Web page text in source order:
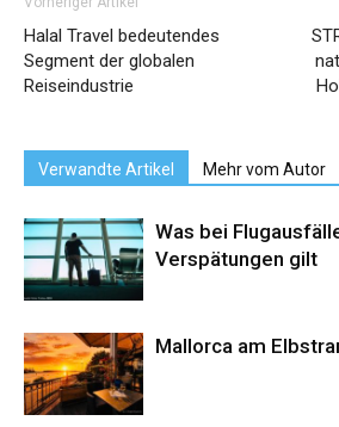
Halal Travel bedeutendes
Segment der globalen
Reiseindustrie
Verwandte Artikel Mehr vom Autor
Was bei
Verspätungen gilt
Mallorca am